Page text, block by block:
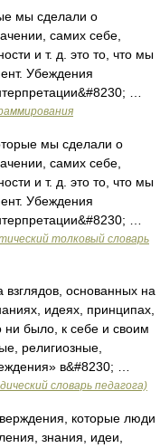
мы сделали о
самих себе,
и т. д. это то, что мы
Убеждения
…
мы сделали о
самих себе,
и т. д. это то, что мы
Убеждения
…
толковый словарь
основанных на
идеях, принципах,
ни было, к себе и своим
религиозные,
в&#8230; …
словарь педагога)
которые люди
знания, идеи,